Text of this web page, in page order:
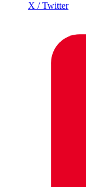
X / Twitter